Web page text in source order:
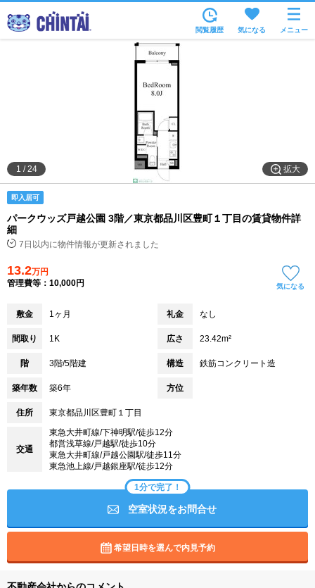
沿線・駅から
家賃相場から
通勤通学時間から
物件特集から
不動産会社から
閲覧履歴 気になる メニュー
拡大
1 /24
即入居可
パークウッズ戸越公園 3階／東京都品川区豊町１丁目の賃貸物件詳
細
7日以内に物件情報が更新されました
13.2万円
管理費等：10,000円
気になる
敷金 1ヶ月 礼金 なし
間取り 1K 広さ 23.42m²
階 3階/5階建 構造 鉄筋コンクリート造
築年数 築6年 方位
住所 東京都品川区豊町１丁目
交通
東急大井町線/下神明駅/徒歩12分
都営浅草線/戸越駅/徒歩10分
東急大井町線/戸越公園駅/徒歩11分
東急池上線/戸越銀座駅/徒歩12分
1分で完了！
空室状況をお問合せ
希望日時を選んで内見予約